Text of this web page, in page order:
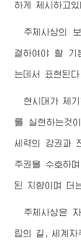
하게 제시하고있
주체사상의
결하여야 할 기
는데서 표현된다.
현시대가 제
를 실현하는것
세력의 강권과
주권을 수호하
된 지향이며 더
주체사상은
립의 길, 세계자